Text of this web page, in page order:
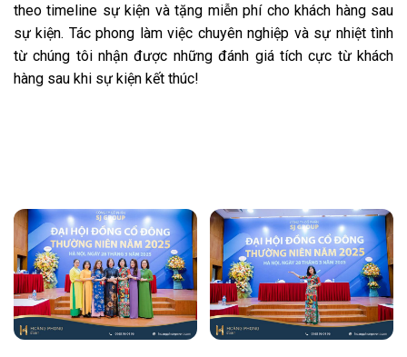
theo timeline sự kiện và tặng miễn phí cho khách hàng sau
sự kiện. Tác phong làm việc chuyên nghiệp và sự nhiệt tình
từ chúng tôi nhận được những đánh giá tích cực từ khách
hàng sau khi sự kiện kết thúc!